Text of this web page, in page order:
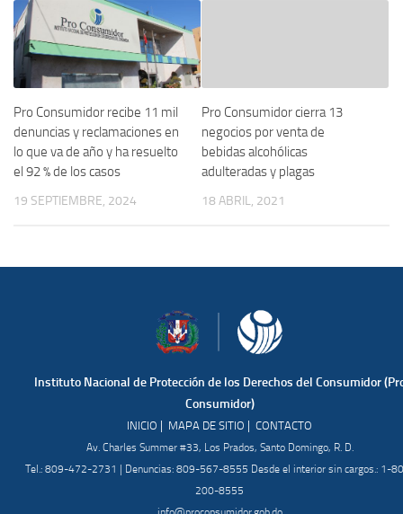
Pro Consumidor recibe 11 mil
denuncias y reclamaciones en
lo que va de año y ha resuelto
el 92 % de los casos
19 SEPTIEMBRE, 2024
Pro Consumidor cierra 13
negocios por venta de
bebidas alcohólicas
adulteradas y plagas
18 ABRIL, 2021
Instituto Nacional de Protección de los Derechos del Consumidor
Consumidor)
INICIO | MAPA DE SITIO | CONTACTO
Av. Charles Summer #33, Los Prados, Santo Domingo, R. D.
Tel.: 809-472-2731 | Denuncias: 809-567-8555 Desde el interior sin cargos.: 1-
200-8555